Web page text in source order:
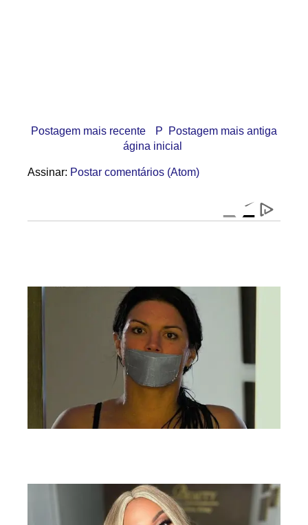
Postagem mais recente Postagem mais antiga
P
ágina inicial
Assinar: Postar comentários (Atom)